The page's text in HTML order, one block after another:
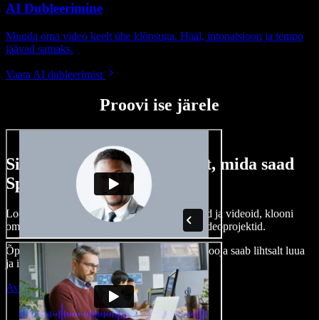
AI Dubleerimine
Muuda oma video keelt ühe klõpsuga. Hääl, intonatsioon ja tempo
jäävad samaks.
Vaata AI dubleerimist
Proovi ise järele
Siin on vaid väike osa sellest, mida saad
Speechify Studioga teha.
Loo voice-over’eid, kasuta tasuta pilte, helisid ja videoid, klooni
oma häält ja pane kokku terviklikud audio-videoprojektid.
Õppimiskõver puudub, kõik töötab veebis – looja saab lihtsalt luua
ja ideed kiiresti ellu viia.
Ava Studio